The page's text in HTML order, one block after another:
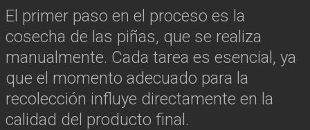
El primer paso en el proceso es la
cosecha de las piñas, que se realiza
manualmente. Cada tarea es esencial, ya
que el momento adecuado para la
recolección influye directamente en la
calidad del producto final.